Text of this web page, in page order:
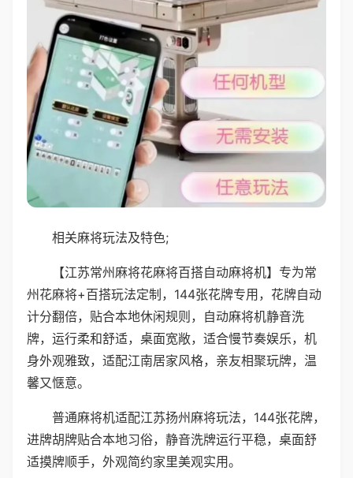
相关麻将玩法及特色;
【江苏常州麻将花麻将百搭自动麻将机】专为常
州花麻将+百搭玩法定制，144张花牌专用，花牌自动
计分翻倍，贴合本地休闲规则，自动麻将机静音洗
牌，运行柔和舒适，桌面宽敞，适合慢节奏娱乐，机
身外观雅致，适配江南居家风格，亲友相聚玩牌，温
馨又惬意。
普通麻将机适配江苏扬州麻将玩法，144张花牌，
进牌胡牌贴合本地习俗，静音洗牌运行平稳，桌面舒
适摸牌顺手，外观简约家里美观实用。